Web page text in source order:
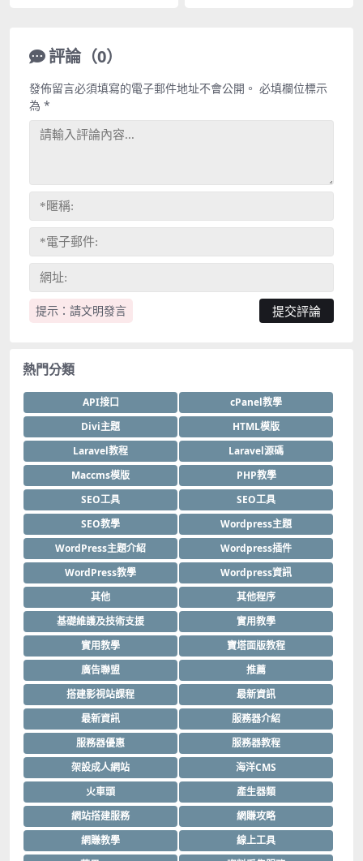
評論（0）
提示：請文明發言
發佈留言必須填寫的電子郵件地址不會公開。 必填欄位標示
為 *
熱門分類
API接口
cPanel教學
Divi主題
HTML模版
Laravel教程
Laravel源碼
Maccms模版
PHP教學
SEO工具
SEO工具
SEO教學
Wordpress主題
WordPress主題介紹
Wordpress插件
WordPress教學
Wordpress資訊
其他
其他程序
基礎維護及技術支援
實用教學
實用教學
寶塔面版教程
廣告聯盟
推薦
搭建影視站課程
最新資訊
最新資訊
服務器介紹
服務器優惠
服務器教程
架設成人網站
海洋CMS
火車頭
產生器類
網站搭建服務
網賺攻略
網賺教學
線上工具